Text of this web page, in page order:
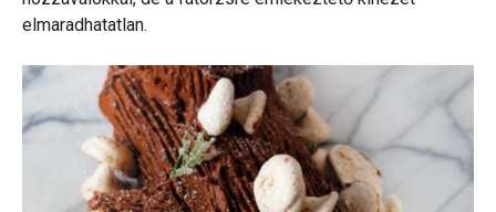
elmaradhatatlan.